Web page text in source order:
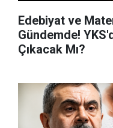
Edebiyat ve
Gündemde!
Çıkacak Mı?